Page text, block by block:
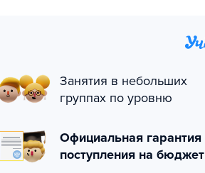
Занятия в небольших
группах по уровню
Официальная гарантия
поступления на бюджет